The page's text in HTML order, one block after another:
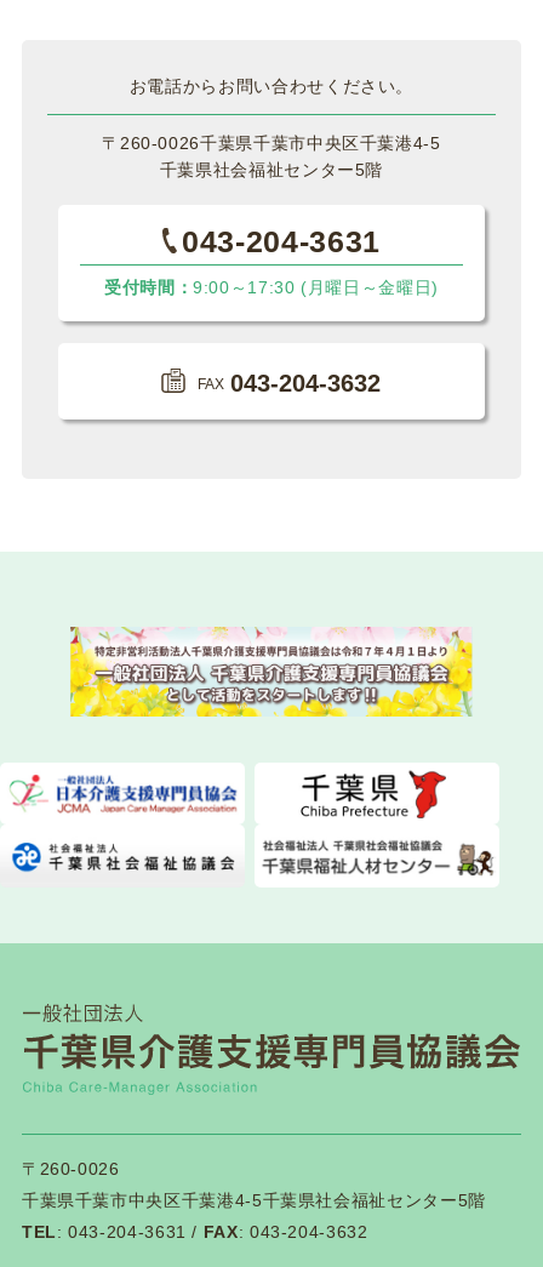
2026.05.29 法定研修
令和8年度 専門研修課程Ⅱ・更新研修後期【第1期】
2026.05.22 一般研修
2026.05.19 会員限定
2026.05.13 法定研修
まってません!!
2026.05.03 法定研修
2026.05.01
令和８年度主任介護支援専門員更新研修第１期の事
例様式について
2026.04.30
令和8年度 専門研修課程Ⅰ・更新研修前期【第1期】
受講決定通知について
お電話からお問い合わせください。
〒260-0026千葉県千葉市中央区千葉港4-5
千葉県社会福祉センター5階
043-204-3631
受付時間：9:00～17:30 (月曜日～金曜日)
FAX 043-204-3632
〒260-0026
千葉県千葉市中央区千葉港4-5千葉県社会福祉センター5階
TEL: 043-204-3631 / FAX: 043-204-3632